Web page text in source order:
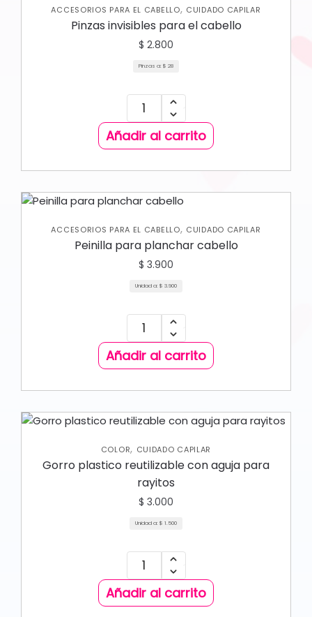
ACCESORIOS PARA EL CABELLO, CUIDADO CAPILAR
Pinzas invisibles para el cabello
$ 2.800
Pinzas a: $ 28
Añadir al carrito
ACCESORIOS PARA EL CABELLO, CUIDADO CAPILAR
Peinilla para planchar cabello
$ 3.900
Unidad a: $ 3.900
Añadir al carrito
COLOR, CUIDADO CAPILAR
Gorro plastico reutilizable con aguja para
rayitos
$ 3.000
Unidad a: $ 1.500
Añadir al carrito